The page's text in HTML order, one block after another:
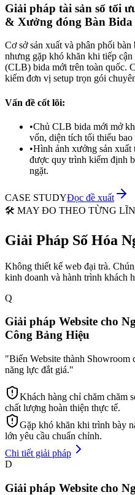
Giải pháp tài sản số tối
& Xưởng đóng Bàn Bida
Cơ sở sản xuất và phân phối
nhưng gặp khó khăn khi tiếp
(CLB) bida mới trên toàn quốc.
kiếm đơn vị setup trọn gói
Vấn đề cốt lõi:
•Chủ CLB bida mới mở
vốn, diện tích tối thiểu bao
•Hình ảnh xưởng sản xuất
được quy trình kiểm định
ngặt.
CASE STUDYĐọc đề xuất
🛠️ MAY ĐO THEO TỪNG
Giải Pháp Số Hóa
Không thiết kế web đại trà.
kinh doanh và hành trình khách
Q
Giải pháp Website cho
Công Bảng Hiệu
"Biến Website thành
năng lực đắt giá."
Khách hàng chỉ chăm chăm
chất lượng hoàn thiện thực tế.
Gặp khó khăn khi trình bày
lớn yêu cầu chuẩn chỉnh.
Chi tiết giải pháp
D
Giải pháp Website cho